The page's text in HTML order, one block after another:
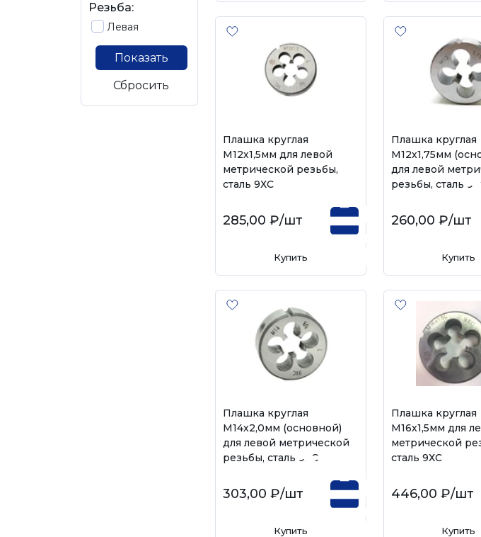
Резьба:
Левая
Показать
Сбросить
Плашка круглая
М12х1,5мм для левой
метрической резьбы,
сталь 9ХС
285,00 ₽/шт
Купить
Плашка круглая
М12х1,75мм
для левой
резьбы, сталь
260,00 ₽/шт
Купить
Плашка круглая
М14х2,0мм (основной)
для левой метрической
резьбы, сталь 9ХС
303,00 ₽/шт
Купить
Плашка круглая
М16х1,5мм для
метрической
сталь 9ХС
446,00 ₽/шт
Купить